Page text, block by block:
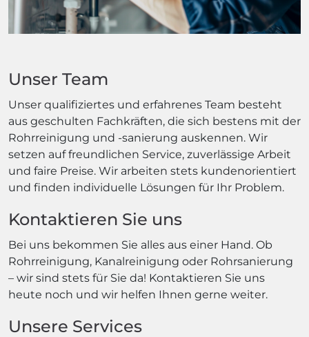
Unser Team
Unser qualifiziertes und erfahrenes Team besteht
aus geschulten Fachkräften, die sich bestens mit der
Rohrreinigung und -sanierung auskennen. Wir
setzen auf freundlichen Service, zuverlässige Arbeit
und faire Preise. Wir arbeiten stets kundenorientiert
und finden individuelle Lösungen für Ihr Problem.
Kontaktieren Sie uns
Bei uns bekommen Sie alles aus einer Hand. Ob
Rohrreinigung, Kanalreinigung oder Rohrsanierung
– wir sind stets für Sie da! Kontaktieren Sie uns
heute noch und wir helfen Ihnen gerne weiter.
Unsere Services